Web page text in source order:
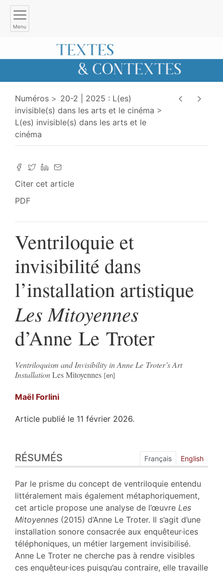
Menu
Numéros
20-2 | 2025 : L(es)
invisible(s) dans les arts et le cinéma
L(es) invisible(s) dans les arts et le
cinéma
Citer cet article
PDF
Ventriloquie et
invisibilité dans
l’installation artistique
Les Mitoyennes
d’Anne Le Troter
Ventriloquism and Invisibility in Anne Le Troter’s Art
InstallationLes Mitoyennes
Maël Forlini
Article publié le 11 février 2026.
Index
Plan
Texte
Bibliographie
Notes
Illustrations
Citer cet article
Auteur
RÉSUMÉS Français English
Par le prisme du concept de ventriloquie entendu
littéralement mais également métaphoriquement,
cet article propose une analyse de l’œuvre Les
Mitoyennes (2015) d’Anne Le Troter. Il s’agit d’une
installation sonore consacrée aux enquêteur·ices
téléphoniques, un métier largement invisibilisé.
Anne Le Troter ne cherche pas à rendre visibles
ces enquêteur·ices puisqu’au contraire, elle travaille